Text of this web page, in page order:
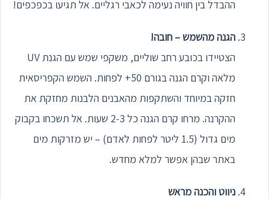
ההבדל בין חוויה נעימה לכאבי רגליים. אל תגיעו בכפכפים!
הגנה מהשמש – חובה!
הצטיידו בכובע רחב שוליים, משקפי שמש עם הגנת UV
מלאה וקרם הגנה בגורם 50+ לפחות. השמש הקפריסאית
חזקה במיוחד והשתקפות מהאבנים הלבנות מחזקת את
ההקרנה. מרחו קרם הגנה כל 2-3 שעות. אל תשכחו בקבוק
מים גדול (1.5 ליטר לפחות לאדם) – יש מזרקות מים
באתר שבהן אפשר למלא מחדש.
ניווט והכנה מראש